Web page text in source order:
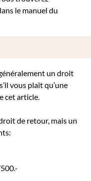
le manuel du
un droit
vous plaît qu’une
cet article.
de retour, mais un